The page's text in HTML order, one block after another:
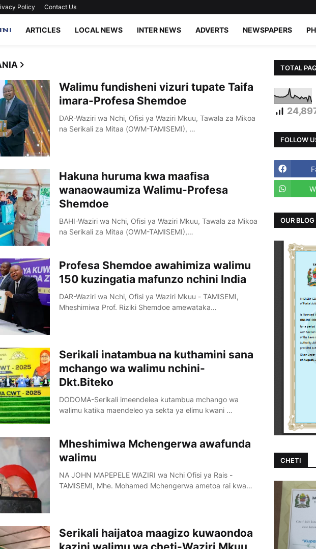
Policy Contact Us
ARTICLES LOCAL NEWS INTER NEWS ADVERTS NEWSPAPERS
Walimu fundisheni vizuri tupate Taifa
imara-Profesa Shemdoe
DAR-Waziri wa Nchi, Ofisi ya Waziri Mkuu, Tawala za Mikoa
na Serikali za Mitaa (OWM-TAMISEMI), …
Hakuna huruma kwa maafisa
wanaowaumiza Walimu-Profesa
Shemdoe
BAHI-Waziri wa Nchi, Ofisi ya Waziri Mkuu, Tawala za Mikoa
na Serikali za Mitaa (OWM-TAMISEMI),…
Profesa Shemdoe awahimiza walimu
150 kuzingatia mafunzo nchini India
DAR-Waziri wa Nchi, Ofisi ya Waziri Mkuu - TAMISEMI,
Mheshimiwa Prof. Riziki Shemdoe amewataka…
Serikali inatambua na kuthamini sana
mchango wa walimu nchini-
Dkt.Biteko
DODOMA-Serikali imeendelea kutambua mchango wa
walimu katika maendeleo ya sekta ya elimu kwani …
Mheshimiwa Mchengerwa awafunda
walimu
NA JOHN MAPEPELE WAZIRI wa Nchi Ofisi ya Rais -
TAMISEMI, Mhe. Mohamed Mchengerwa ametoa rai kwa…
Serikali haijatoa maagizo kuwaondoa
TOTAL
FOLLOW
OUR
CHETI